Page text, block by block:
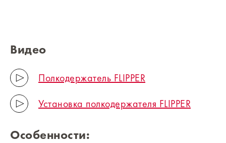
Видео
Полкодержатель FLIPPER
Установка полкодержателя FLIPPER
Особенности: